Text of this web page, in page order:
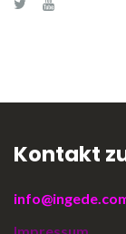
Kontakt